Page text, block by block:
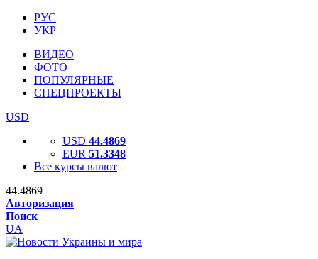
РУС
УКР
ВИДЕО
ФОТО
ПОПУЛЯРНЫЕ
СПЕЦПРОЕКТЫ
USD
USD 44.4869
EUR 51.3348
Все курсы валют
44.4869
Авторизация
Поиск
UA